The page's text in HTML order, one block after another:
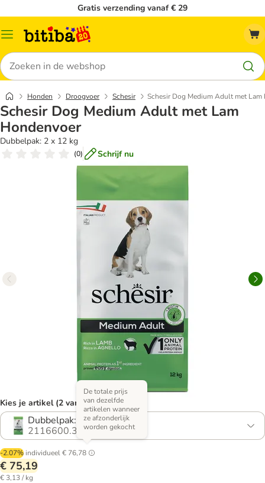
Gratis verzending vanaf € 29
Catalogusmenu
Zoeken
Honden Droogvoer Schesir Schesir Dog Medium Adult met Lam
Schesir Dog Medium Adult met Lam
Hondenvoer
Dubbelpak: 2 x 12 kg
(0) Schrijf nu
Kies je artikel (2 varianten)
Dubbelpak: 2 x 12 kg
2116600.3
-2.07% individueel€ 76,78
De totale prijs
van dezelfde
artikelen wanneer
ze afzonderlijk
worden gekocht
€ 75,19
€ 3,13 / kg